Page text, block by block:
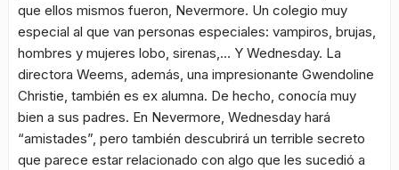
que ellos mismos fueron, Nevermore. Un colegio muy
especial al que van personas especiales: vampiros, brujas,
hombres y mujeres lobo, sirenas,… Y Wednesday. La
directora Weems, además, una impresionante Gwendoline
Christie, también es ex alumna. De hecho, conocía muy
bien a sus padres. En Nevermore, Wednesday hará
“amistades”, pero también descubrirá un terrible secreto
que parece estar relacionado con algo que les sucedió a